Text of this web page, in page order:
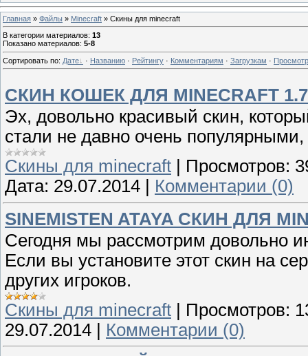
Главная » Файлы » Minecraft » Скины для minecraft
В категории материалов: 13
Показано материалов: 5-8
Сортировать по: Дате · Названию · Рейтингу · Комментариям · Загрузкам ·
СКИН КОШЕК ДЛЯ MINECRAFT
Эх, довольно красивый скин,
стали не давно очень популярными,
Скины для minecraft
Просмотров:
Дата: 29.07.2014
Комментарии (0)
SINEMISTEN ATAYA СКИН ДЛЯ
Сегодня мы рассмотрим довольно
Если вы установите этот скин на
других игроков.
Скины для minecraft
Просмотров:
29.07.2014
Комментарии (0)